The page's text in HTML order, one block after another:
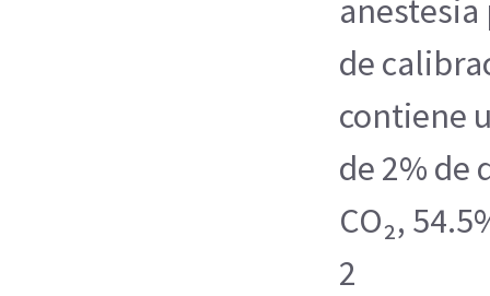
de
contiene
de 2% de
CO₂,
2